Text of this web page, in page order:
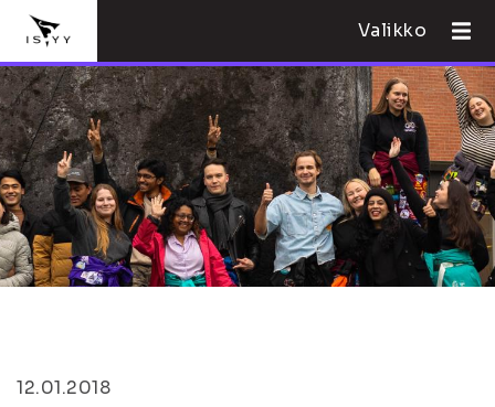
Valikko
12.01.2018